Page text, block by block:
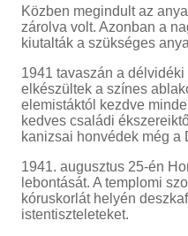
Közben megindult az
zárolva volt. Azonban a
kiutalták a szükséges
1941 tavaszán a
elkészültek a színes
elemistáktól kezdve
kedves családi
kanizsai honvédek még a
1941. augusztus 25-én
lebontását. A templomi
kóruskorlát helyén
istentiszteleteket.